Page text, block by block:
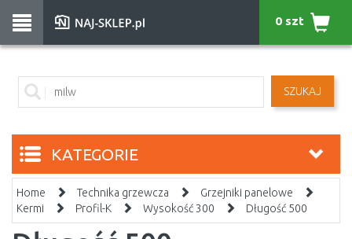
SZUKAJ
0 szt
KATEGORIE
Home Technika grzewcza
Grzejniki panelowe
Kermi
Profil-K Wysokość 300 Długość 500